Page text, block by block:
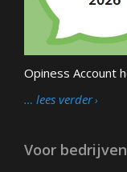
Opiness Account
… lees verder
Voor bedrijven